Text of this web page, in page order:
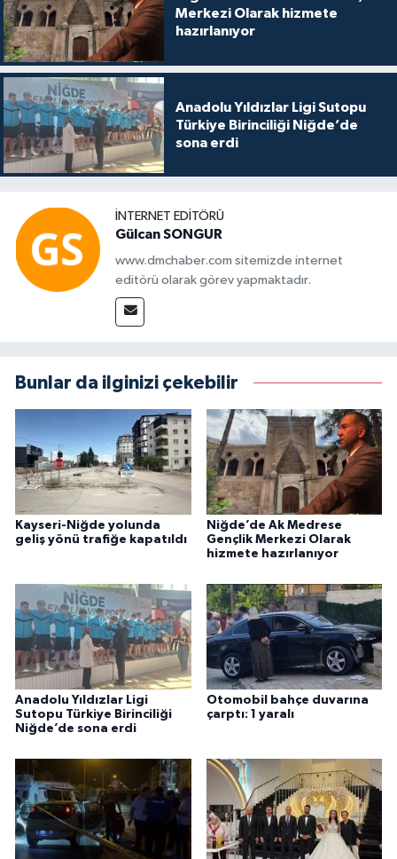
Merkezi Olarak hizmete
hazırlanıyor
Anadolu Yıldızlar Ligi Sutopu
Türkiye Birinciliği Niğde’de
sona erdi
İNTERNET EDITÖRÜ
Gülcan SONGUR
www.dmchaber.com sitemizde internet
editörü olarak görev yapmaktadır.
Bunlar da ilginizi çekebilir
Kayseri-Niğde yolunda
geliş yönü trafiğe kapatıldı
Niğde’de Ak Medrese
Gençlik Merkezi Olarak
hizmete hazırlanıyor
Anadolu Yıldızlar Ligi
Sutopu Türkiye Birinciliği
Niğde’de sona erdi
Otomobil bahçe duvarına
çarptı: 1 yaralı